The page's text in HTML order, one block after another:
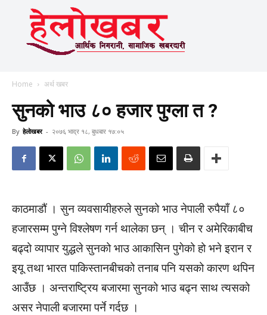
Home अर्थ खबर
सुनको भाउ ८० हजार पुग्ला त ?
By हेलाेखबर - २०७६ भाद्र १८, बुधबार १७:०५
काठमाडौं । सुन व्यवसायीहरुले सुनको भाउ नेपाली रुपैयाँ ८०
हजारसम्म पुग्ने विश्लेषण गर्न थालेका छन् । चीन र अमेरिकाबीच
बढ्दो व्यापार युद्धले सुनको भाउ आकासिन पुगेको हो भने इरान र
इयू तथा भारत पाकिस्तानबीचको तनाब पनि यसको कारण थपिन
आउँछ । अन्तराष्ट्रिय बजारमा सुनको भाउ बढ्न साथ त्यसको
असर नेपाली बजारमा पर्ने गर्दछ ।